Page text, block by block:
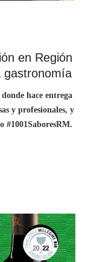
en Región
gastronomía
hace entrega
y profesionales, y
#1001SaboresRM.